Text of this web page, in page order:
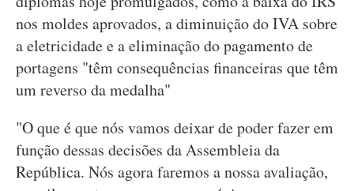
nos moldes aprovados, a diminuição do IVA sobre
a eletricidade e a eliminação do pagamento de
portagens "têm consequências financeiras que têm
um reverso da medalha"
"O que é que nós vamos deixar de poder fazer em
função dessas decisões da Assembleia da
República. Nós agora faremos a nossa avaliação,